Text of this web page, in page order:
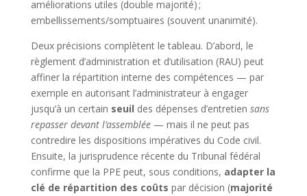
améliorations utiles (double majorité) ;
embellissements/somptuaires (souvent unanimité).
Deux précisions complètent le tableau. D’abord, le
règlement d’administration et d’utilisation (RAU) peut
affiner la répartition interne des compétences — par
exemple en autorisant l’administrateur à engager
jusqu’à un certain seuil des dépenses d’entretien sans
repasser devant l’assemblée— mais il ne peut pas
contredire les dispositions impératives du Code civil.
Ensuite, la jurisprudence récente du Tribunal fédéral
confirme que la PPE peut, sous conditions, adapter la
clé de répartition des coûts par décision (majorité